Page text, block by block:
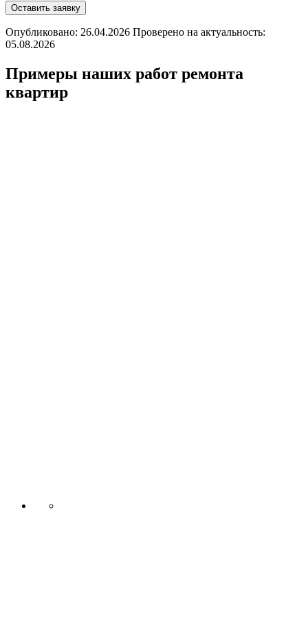
Оставить заявку
Опубликовано: 26.04.2026 Проверено на актуальность:
05.08.2026
Примеры наших работ ремонта
квартир